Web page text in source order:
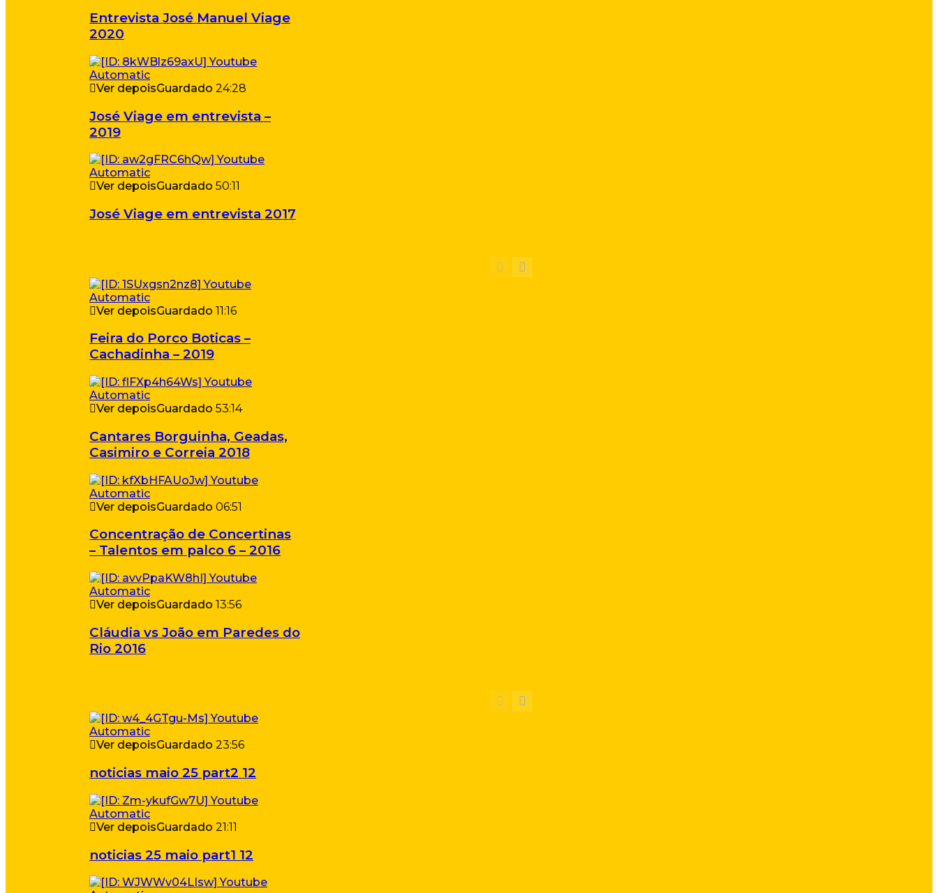
Entrevista José Manuel Viage
2020
Ver depoisGuardado 24:28
José Viage em entrevista –
2019
Ver depoisGuardado 50:11
José Viage em entrevista 2017
Ver depoisGuardado 11:16
Feira do Porco Boticas –
Cachadinha – 2019
Ver depoisGuardado 53:14
Cantares Borguinha, Geadas,
Casimiro e Correia 2018
Ver depoisGuardado 06:51
Concentração de Concertinas
– Talentos em palco 6 – 2016
Ver depoisGuardado 13:56
Cláudia vs João em Paredes do
Rio 2016
Ver depoisGuardado 23:56
noticias maio 25 part2 12
Ver depoisGuardado 21:11
noticias 25 maio part1 12